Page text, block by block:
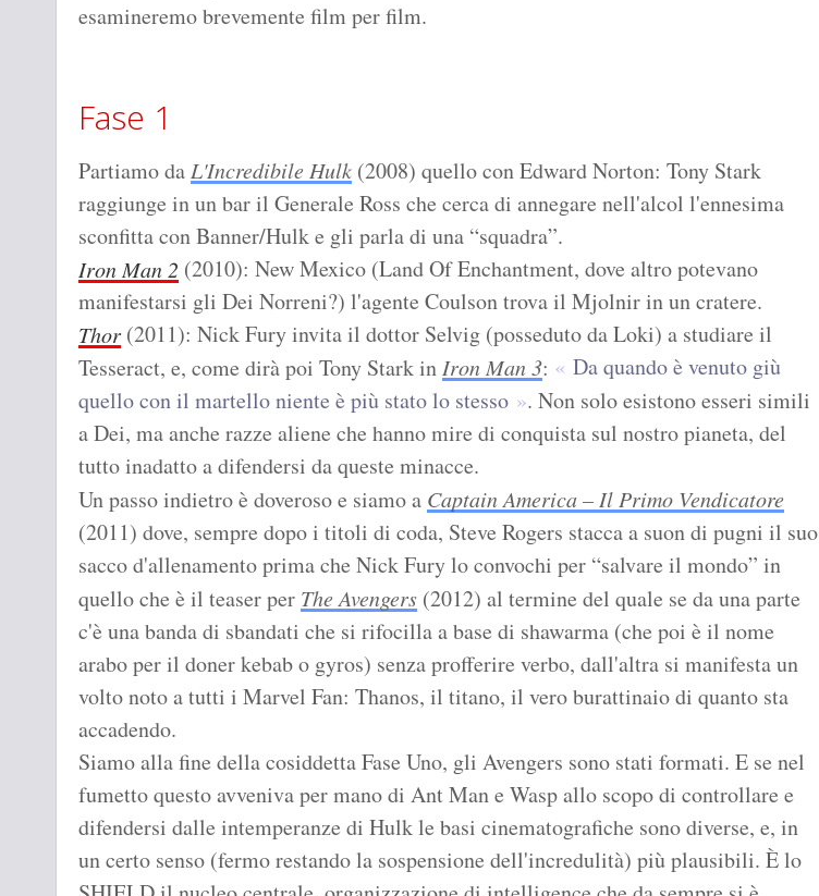
esamineremo brevemente film per film.
Fase 1
Partiamo daL'Incredibile Hulk (2008) quello con Edward Norton: Tony Stark
raggiunge in un bar il Generale Ross che cerca di annegare nell'alcol l'ennesima
sconfitta con Banner/Hulk e gli parla di una “squadra”.
Iron Man 2 (2010): New Mexico (Land Of Enchantment, dove altro potevano
manifestarsi gli Dei Norreni?) l'agente Coulson trova il Mjolnir in un cratere.
Thor (2011): Nick Fury invita il dottor Selvig (posseduto da Loki) a studiare il
Tesseract, e, come dirà poi Tony Stark inIron Man 3:
Da quando è venuto giù
quello con il martello niente è più stato lo stesso
. Non solo esistono esseri simili
a Dei, ma anche razze aliene che hanno mire di conquista sul nostro pianeta, del
tutto inadatto a difendersi da queste minacce.
Un passo indietro è doveroso e siamo a Captain America – Il Primo Vendicatore
(2011) dove, sempre dopo i titoli di coda, Steve Rogers stacca a suon di pugni il suo
sacco d'allenamento prima che Nick Fury lo convochi per “salvare il mondo” in
quello che è il teaser per The Avengers (2012) al termine del quale se da una parte
c'è una banda di sbandati che si rifocilla a base di shawarma (che poi è il nome
arabo per il doner kebab o gyros) senza profferire verbo, dall'altra si manifesta un
volto noto a tutti i Marvel Fan: Thanos, il titano, il vero burattinaio di quanto sta
accadendo.
Siamo alla fine della cosiddetta Fase Uno, gli Avengers sono stati formati. E se nel
fumetto questo avveniva per mano di Ant Man e Wasp allo scopo di controllare e
difendersi dalle intemperanze di Hulk le basi cinematografiche sono diverse, e, in
un certo senso (fermo restando la sospensione dell'incredulità) più plausibili. È lo